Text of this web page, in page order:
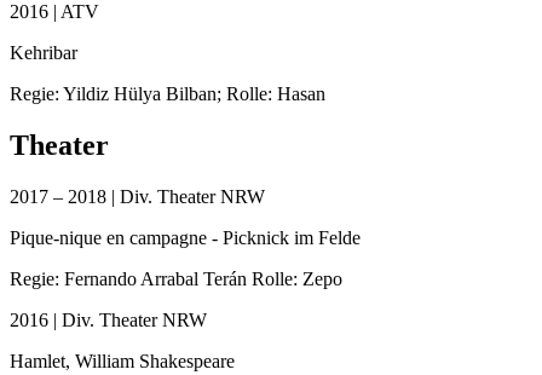
2016 | ATV
Kehribar
Regie: Yildiz Hülya Bilban; Rolle: Hasan
Theater
2017 – 2018 | Div. Theater NRW
Pique-nique en campagne - Picknick im Felde
Regie: Fernando Arrabal Terán Rolle: Zepo
2016 | Div. Theater NRW
Hamlet, William Shakespeare